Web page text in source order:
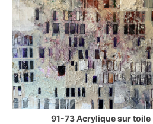
91-73 Acrylique sur toile